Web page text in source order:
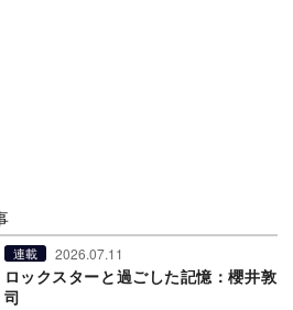
連載 2026.07.11
ロックスターと過ごした記憶：櫻井敦
司